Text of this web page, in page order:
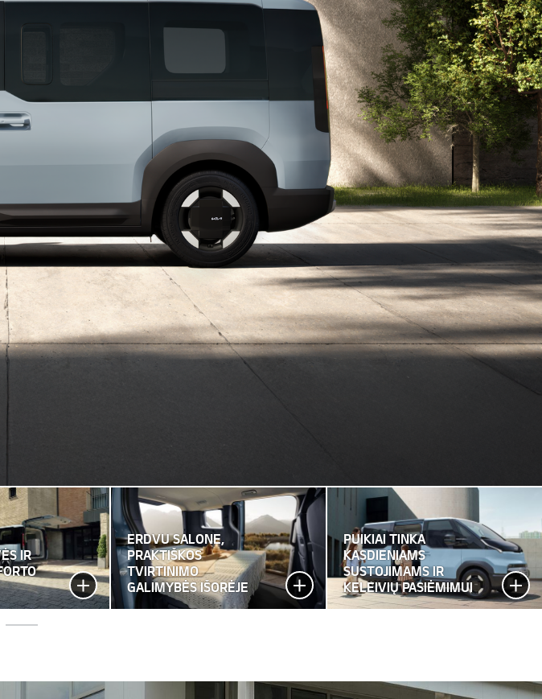
IR
ERDVU SALONE,
PRAKTIŠKOS
TVIRTINIMO
GALIMYBĖS IŠORĖJE
PUIKIAI TINKA
KASDIENIAMS
SUSTOJIMAMS IR
KELEIVIŲ PASIĖMIMUI